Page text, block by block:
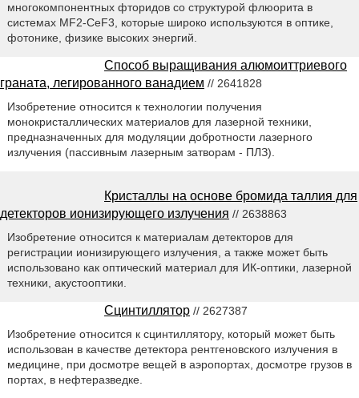
многокомпонентных фторидов со структурой флюорита в
системах MF2-CeF3, которые широко используются в оптике,
фотонике, физике высоких энергий.
Способ выращивания алюмоиттриевого
граната, легированного ванадием // 2641828
Изобретение относится к технологии получения
монокристаллических материалов для лазерной техники,
предназначенных для модуляции добротности лазерного
излучения (пассивным лазерным затворам - ПЛЗ).
Кристаллы на основе бромида таллия для
детекторов ионизирующего излучения // 2638863
Изобретение относится к материалам детекторов для
регистрации ионизирующего излучения, а также может быть
использовано как оптический материал для ИК-оптики, лазерной
техники, акустооптики.
Сцинтиллятор // 2627387
Изобретение относится к сцинтиллятору, который может быть
использован в качестве детектора рентгеновского излучения в
медицине, при досмотре вещей в аэропортах, досмотре грузов в
портах, в нефтеразведке.